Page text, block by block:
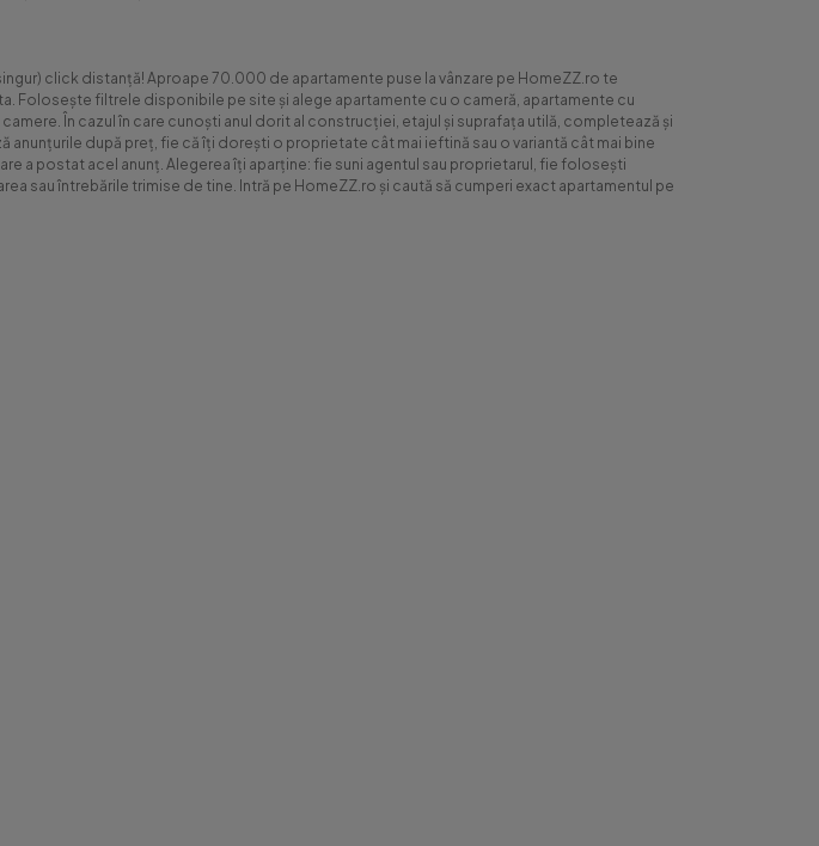
click distanță! Aproape 70.000 de apartamente puse la vânzare pe HomeZZ.ro te
Folosește filtrele disponibile pe site și alege apartamente cu o cameră, apartamente cu
În cazul în care cunoști anul dorit al construcției, etajul și suprafața utilă, completează și
după preț, fie că îți dorești o proprietate cât mai ieftină sau o variantă cât mai bine
a postat acel anunț. Alegerea îți aparține: fie suni agentul sau proprietarul, fie folosești
sau întrebările trimise de tine. Intră pe HomeZZ.ro și caută să cumperi exact apartamentul pe